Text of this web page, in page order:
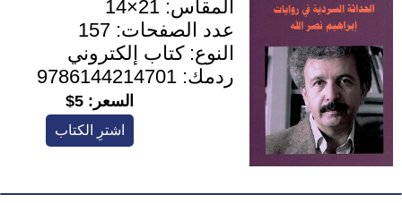
المقاس: 21×14
عدد الصفحات: 157
النوع:كتاب إلكتروني
ردمك: 9786144214701
السعر: 5$
اشترِ الكتاب